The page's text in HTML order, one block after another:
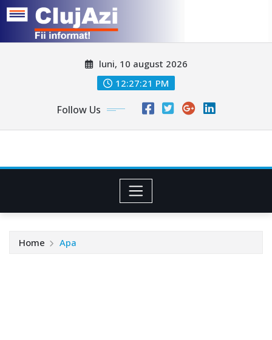
luni, 10 august 2026
12:27:23 PM
Follow Us
Home Apa